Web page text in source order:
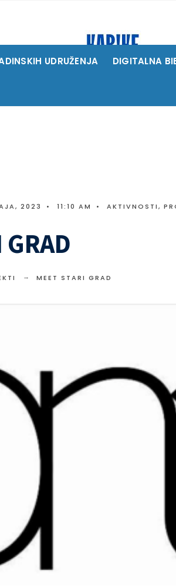
UDRUŽENJA DIGITALNA
2023 • 11:10 AM • AKTIVNOSTI,
GRAD
MEET STARI GRAD